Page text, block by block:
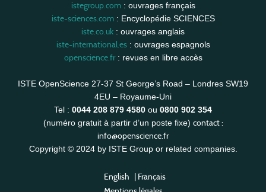
istegroup.com: ouvrages français
iste-sciences.com: Encyclopédie SCIENCES
iste.co.uk : ouvrages anglais
iste-international.es: ouvrages espagnols
openscience.fr: revues en libre accès
ISTE OpenScience 27-37 St George’s Road – Londres SW19
4EU – Royaume-Uni
Tel : 0044 208 879 4580 ou 0800 902 354
(numéro gratuit à partir d’un poste fixe) contact :
info@openscience.fr
Copyright © 2024 by ISTE Group or related companies.
English | Français